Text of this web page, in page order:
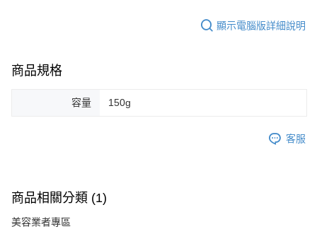
顯示電腦版詳細說明
商品規格
容量 150g
客服
商品相關分類 (1)
美容業者專區